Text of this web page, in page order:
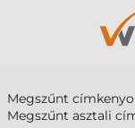
Megszűnt
Megszűnt asztali